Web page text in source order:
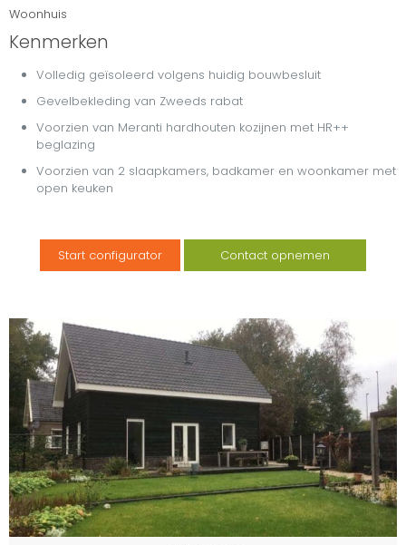
Woonhuis
Kenmerken
Volledig geïsoleerd volgens huidig bouwbesluit
Gevelbekleding van Zweeds rabat
Voorzien van Meranti hardhouten kozijnen met HR++
beglazing
Voorzien van 2 slaapkamers, badkamer en woonkamer met
open keuken
Start configurator Contact opnemen